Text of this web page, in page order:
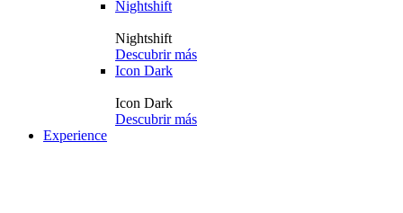
Nightshift
Nightshift
Descubrir más
Icon Dark
Icon Dark
Descubrir más
Experience